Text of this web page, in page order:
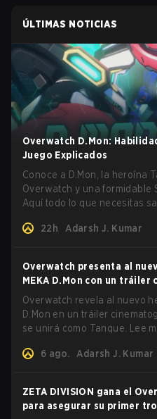
ÚLTIMAS NOTICIAS
Overwatch D.Mon:
Juego Explicados
Conoce a D.Mon, la heroína
Overwatch y una formidable
Aquí todo lo que necesitas
22h
Adarsh J. Kumar
Overwatch presenta al
MEKA D.Mon con un
Overwatch revela al nuevo
D.Mon en un tráiler
se unirá como Tanque. Lee
6 ago. Adarsh J. Kumar
ZETA DIVISION gana el
para asegurar su primer